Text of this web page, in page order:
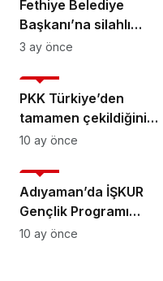
Fethiye Belediye
Başkanı’na silahlı
saldırı olayında
3 ay önce
PKK Türkiye’den
tamamen çekildiğini
duyurdu
10 ay önce
Adıyaman’da İŞKUR
Gençlik Programı
başlıyor: 819 öğrenci
10 ay önce